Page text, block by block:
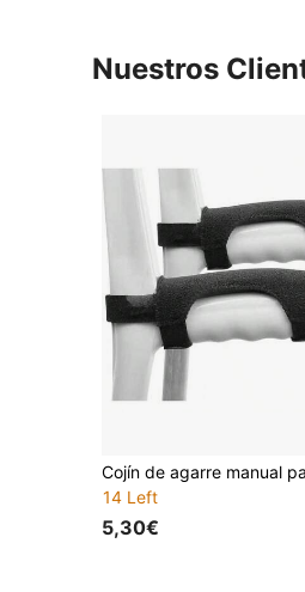
Nuestros
14 Left
5,30€